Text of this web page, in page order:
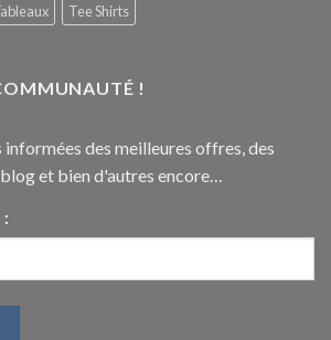
Tee Shirts
!
informées des meilleures offres, des
et bien d'autres encore…
: